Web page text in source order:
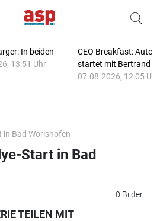
In beiden
13:51 Uhr
CEO Breakfast:
startet mit Bertrand
07.08.2026, 12:05
in Bad Wörishofen
0 Bilder
Start in Bad
TEILEN MIT